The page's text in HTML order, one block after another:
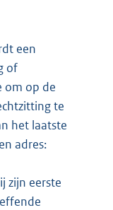
een
of
om op de
te
het laatste
adres:
zijn eerste